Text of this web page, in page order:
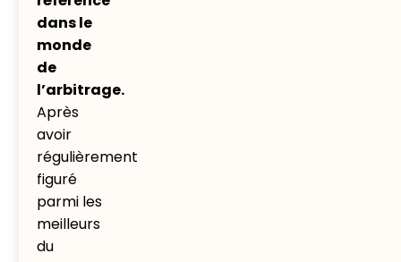
dans le
monde
de
l’arbitrage.
Après
avoir
régulièrement
figuré
parmi les
meilleurs
du